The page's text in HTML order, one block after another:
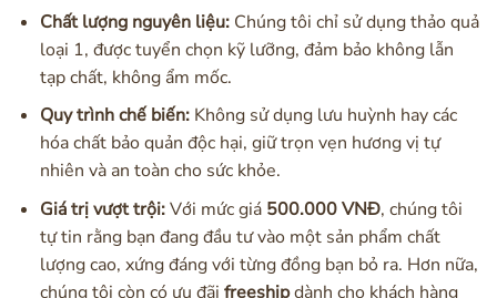
Chất lượng nguyên liệu:Chúng tôi chỉ sử dụng thảo quả
loại 1, được tuyển chọn kỹ lưỡng, đảm bảo không lẫn
tạp chất, không ẩm mốc.
Quy trình chế biến:Không sử dụng lưu huỳnh hay các
hóa chất bảo quản độc hại, giữ trọn vẹn hương vị tự
nhiên và an toàn cho sức khỏe.
Giá trị vượt trội:Với mức giá 500.000 VNĐ, chúng tôi
tự tin rằng bạn đang đầu tư vào một sản phẩm chất
lượng cao, xứng đáng với từng đồng bạn bỏ ra. Hơn nữa,
chúng tôi còn có ưu đãi freeshipdành cho khách hàng